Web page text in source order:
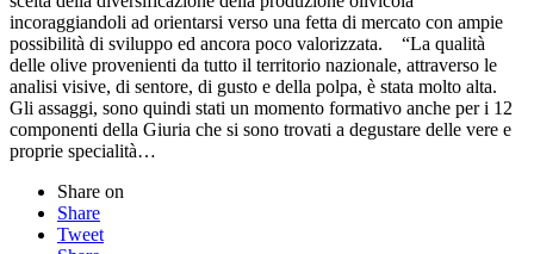
incoraggiandoli ad orientarsi verso una fetta di mercato con ampie
possibilità di sviluppo ed ancora poco valorizzata. “La qualità
delle olive provenienti da tutto il territorio nazionale, attraverso le
analisi visive, di sentore, di gusto e della polpa, è stata molto alta.
Gli assaggi, sono quindi stati un momento formativo anche per i 12
componenti della Giuria che si sono trovati a degustare delle vere e
proprie specialità…
Share on
Share
Tweet